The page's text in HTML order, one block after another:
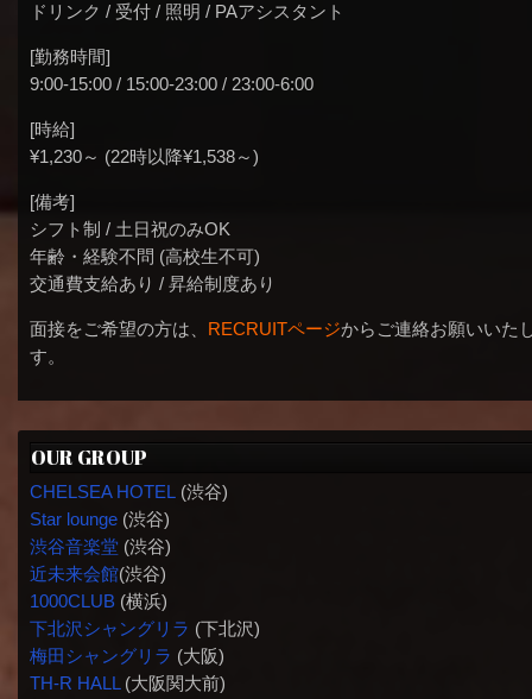
ドリンク / 受付 / 照明 / PAアシスタント
[勤務時間]
9:00-15:00 / 15:00-23:00 / 23:00-6:00
[時給]
¥1,230～ (22時以降¥1,538～)
[備考]
シフト制 / 土日祝のみOK
年齢・経験不問 (高校生不可)
交通費支給あり / 昇給制度あり
面接をご希望の方は、 RECRUITページからご連絡お願いいた
す。
OUR GROUP
CHELSEA HOTEL (渋谷)
Star lounge(渋谷)
渋谷音楽堂(渋谷)
近未来会館(渋谷)
1000CLUB(横浜)
下北沢シャングリラ (下北沢)
梅田シャングリラ (大阪)
TH-R HALL(大阪関大前)